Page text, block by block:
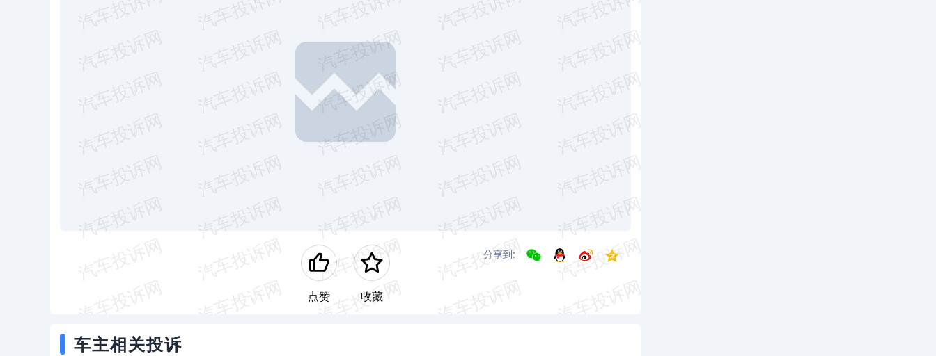
点赞 收藏
分享到:
车主相关投诉